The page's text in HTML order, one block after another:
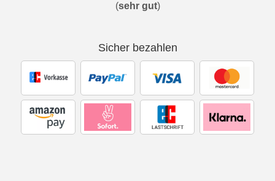
(sehr gut)
Sicher bezahlen